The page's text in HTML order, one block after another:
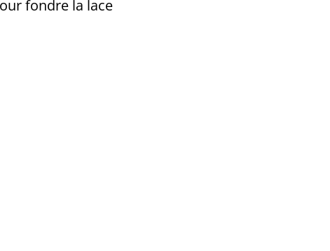
fondre la lace